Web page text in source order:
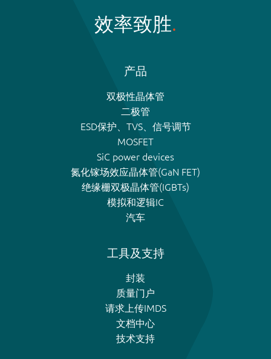
效率致胜
产品
双极性晶体管
二极管
ESD保护、TVS、信号调节
MOSFET
SiC power devices
氮化镓场效应晶体管(GaN FET)
绝缘栅双极晶体管(IGBTs)
模拟和逻辑IC
汽车
工具及支持
封装
质量门户
请求上传IMDS
文档中心
技术支持